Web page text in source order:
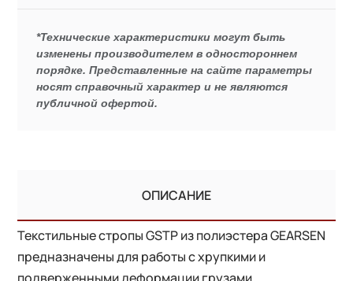
*Технические характеристики могут быть
изменены производителем в одностороннем
порядке. Представленные на сайте параметры
носят справочный характер и не являются
публичной офертой.
ОПИСАНИЕ
Текстильные стропы GSTP из полиэстера GEARSEN
предназначены для работы с хрупкими и